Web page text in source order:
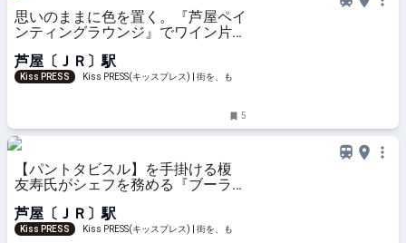
思いのままに色を置く。『芦屋ペイ
ンティングラウンジ』でワイン片手
時間
芦屋〔ＪＲ〕駅
Kiss PRESS
Kiss PRESS(キッスプレス) | 街を、もっ
5
【パントタビスル】を手掛ける榎
友寿氏がシェフを務める『ブーラン
ン！
芦屋〔ＪＲ〕駅
Kiss PRESS
Kiss PRESS(キッスプレス) | 街を、もっ